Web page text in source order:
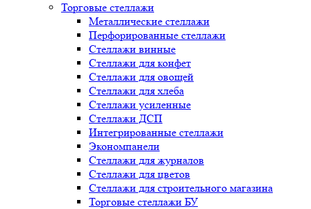
Торговые стеллажи
Металлические стеллажи
Перфорированные стеллажи
Стеллажи винные
Стеллажи для конфет
Стеллажи для овощей
Стеллажи для хлеба
Стеллажи усиленные
Стеллажи ДСП
Интегрированные стеллажи
Экономпанели
Стеллажи для журналов
Стеллажи для цветов
Стеллажи для строительного магазина
Торговые стеллажи БУ